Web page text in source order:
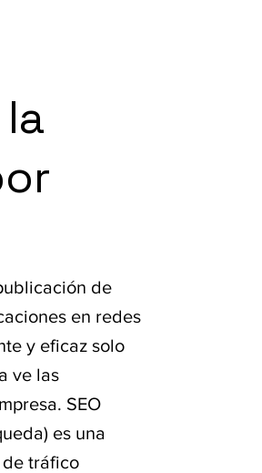
de
en redes
y eficaz solo
ve las
SEO
es una
tráfico